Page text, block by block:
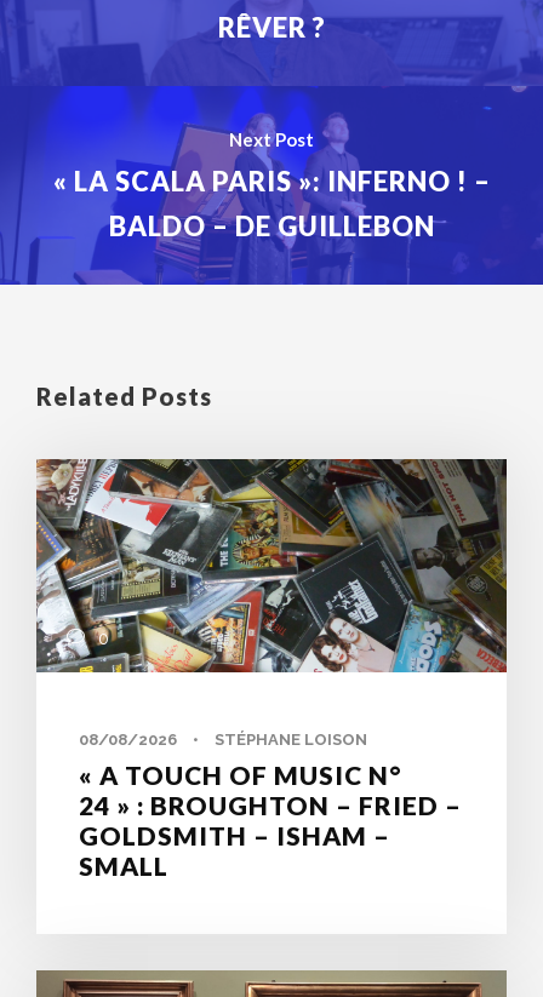
RÊVER ?
Next Post
« LA SCALA PARIS »: INFERNO ! –
BALDO – DE GUILLEBON
Related Posts
0
08/08/2026 • STÉPHANE LOISON
« A TOUCH OF MUSIC N°
24 » : BROUGHTON – FRIED –
GOLDSMITH – ISHAM –
SMALL